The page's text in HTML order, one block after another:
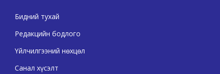
Бидний тухай
Редакцийн бодлого
Үйлчилгээний нөхцөл
Санал хүсэлт